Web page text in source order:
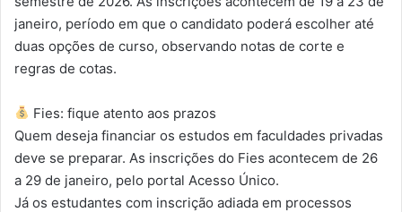
janeiro, período em que o candidato poderá escolher até
duas opções de curso, observando notas de corte e
regras de cotas.
Fies: fique atento aos prazos
Quem deseja financiar os estudos em faculdades privadas
deve se preparar. As inscrições do Fies acontecem de 26
a 29 de janeiro, pelo portal Acesso Único.
Já os estudantes com inscrição adiada em processos